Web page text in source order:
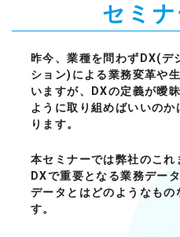
セミ
昨今、業種を問わずDX(デ
ション)による業務変革や
いますが、DXの定義が曖
ように取り組めばいいの
ります。
本セミナーでは弊社のこ
DXで重要となる業務デー
データとはどのようなもの
す。